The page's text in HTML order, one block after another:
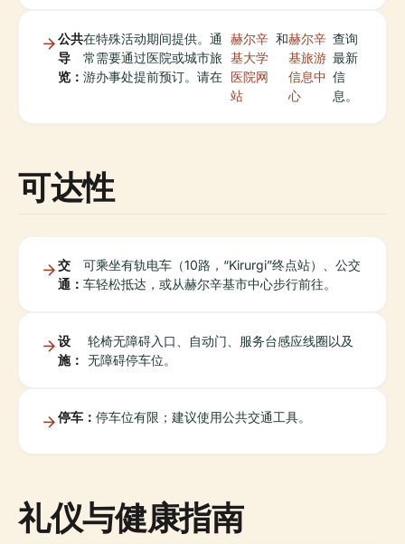
公共
导
览：
在特殊活动期间提供。通
常需要通过医院或城市旅
游办事处提前预订。请在
赫尔辛
基大学
医院网
站
和赫尔辛
基旅游
信息中
心
查询
最新
信
息。
可达性
交
通：
可乘坐有轨电车（10路，“Kirurgi”终点站）、公交
车轻松抵达，或从赫尔辛基市中心步行前往。
设
施：
轮椅无障碍入口、自动门、服务台感应线圈以及
无障碍停车位。
停车： 停车位有限；建议使用公共交通工具。
礼仪与健康指南